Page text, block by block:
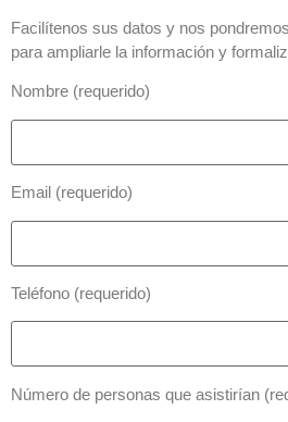
Facilítenos sus datos y nos
para ampliarle la información y
Nombre (requerido)
Email (requerido)
Teléfono (requerido)
Número de personas que asistirían